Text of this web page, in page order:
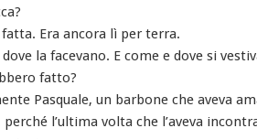
fatta. Era ancora lì per terra.
la facevano. E come e dove si
fatto?
Pasquale, un barbone che aveva
l’ultima volta che l’aveva